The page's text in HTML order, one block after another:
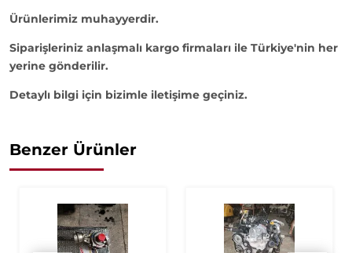
Ürünlerimiz muhayyerdir.
Siparişleriniz anlaşmalı kargo firmaları ile Türkiye'nin her
yerine gönderilir.
Detaylı bilgi için bizimle iletişime geçiniz.
Benzer Ürünler